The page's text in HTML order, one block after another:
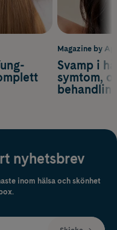
Magazine by
Svamp i
symtom,
nyhetsbrev
inom hälsa och skönhet